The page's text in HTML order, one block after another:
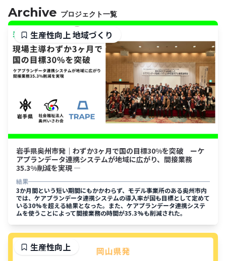
Archive プロジェクト一覧
岩手県奥州市発｜わずか3ヶ月で国の目標30%を突破 ーケ
アプランデータ連携システムが地域に広がり、間接業務
35.3%削減を実現 ―
結果
3か月間という短い期間にもかかわらず、モデル事業所のある奥州市内
では、ケアプランデータ連携システムの導入率が国も目標として定めて
いる30%を超える結果となった。また、ケアプランデータ連携システ
ムを使うことによって間接業務の時間が35.3%も削減された。
生産性向上地域づくり
生産性向上